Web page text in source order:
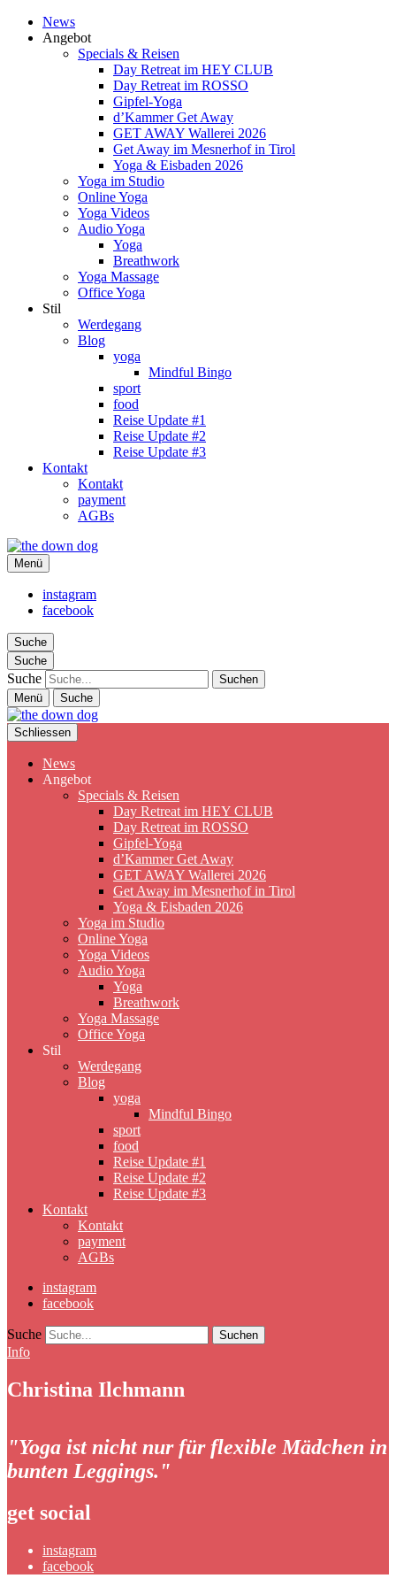
News
Angebot
Specials & Reisen
Day Retreat im HEY CLUB
Day Retreat im ROSSO
Gipfel-Yoga
d’Kammer Get Away
GET AWAY Wallerei 2026
Get Away im Mesnerhof in Tirol
Yoga & Eisbaden 2026
Yoga im Studio
Online Yoga
Yoga Videos
Audio Yoga
Yoga
Breathwork
Yoga Massage
Office Yoga
Stil
Werdegang
Blog
yoga
Mindful Bingo
sport
food
Reise Update #1
Reise Update #2
Reise Update #3
Kontakt
Kontakt
payment
AGBs
the down dog
Christina Ilchman
Menü
instagram
facebook
Suche
Suche
Suche
Menü Suche
Schliessen
News
Angebot
Specials & Reisen
Day Retreat im HEY CLUB
Day Retreat im ROSSO
Gipfel-Yoga
d’Kammer Get Away
GET AWAY Wallerei 2026
Get Away im Mesnerhof in Tirol
Yoga & Eisbaden 2026
Yoga im Studio
Online Yoga
Yoga Videos
Audio Yoga
Yoga
Breathwork
Yoga Massage
Office Yoga
Stil
Werdegang
Blog
yoga
Mindful Bingo
sport
food
Reise Update #1
Reise Update #2
Reise Update #3
Kontakt
Kontakt
payment
AGBs
instagram
facebook
Suche
Info
Christina Ilchmann
"Yoga ist nicht nur für flexible Mädchen in
bunten Leggings."
get social
instagram
facebook